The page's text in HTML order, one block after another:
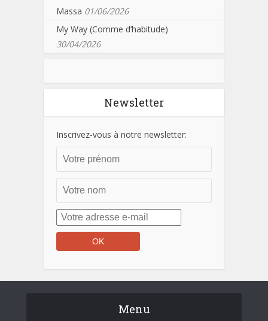
Massa 01/06/2026
My Way (Comme d’habitude)
30/04/2026
Newsletter
Inscrivez-vous à notre newsletter:
Menu